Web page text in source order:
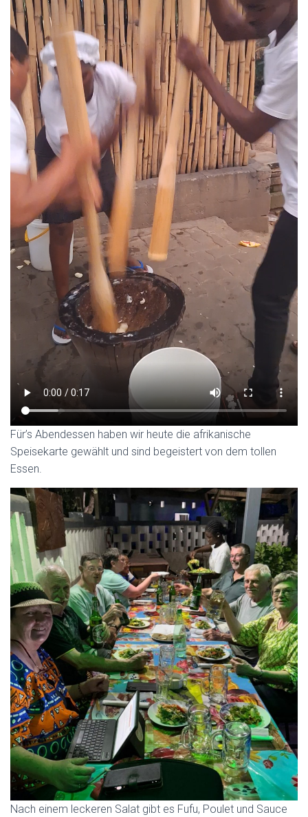
Für’s Abendessen haben wir heute die afrikanische
Speisekarte gewählt und sind begeistert von dem tollen
Essen.
Nach einem leckeren Salat gibt es Fufu, Poulet und Sauce